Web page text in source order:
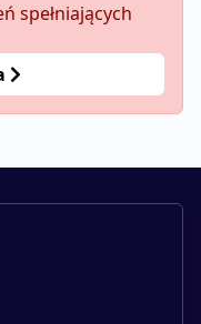
spełniających